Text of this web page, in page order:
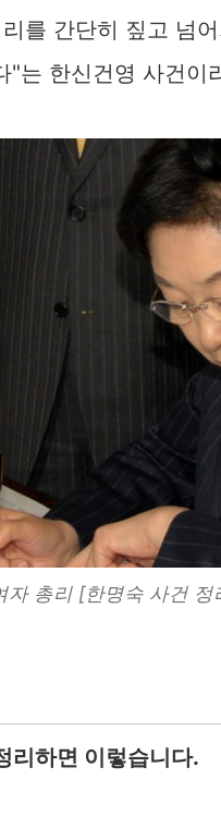
를 간단히 짚고 넘
"는 한신건영 사건이
자 총리 [한명숙 사건
리하면 이렇습니다.